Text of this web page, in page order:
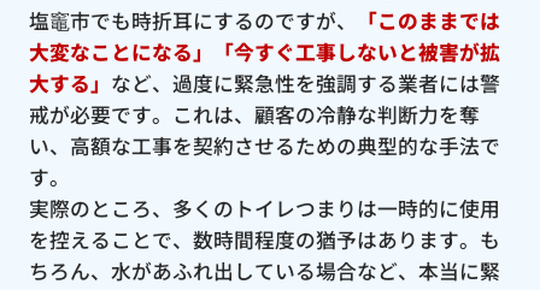
塩竈市でも時折耳にするのですが、
「このままでは
大変なことになる」「今すぐ工事しないと被害が拡
大する」 など、過度に緊急性を強調する業者には警
戒が必要です。これは、顧客の冷静な判断力を奪
い、高額な工事を契約させるための典型的な手法で
す。
実際のところ、多くのトイレつまりは一時的に使用
を控えることで、数時間程度の猶予はあります。も
ちろん、水があふれ出している場合など、本当に緊